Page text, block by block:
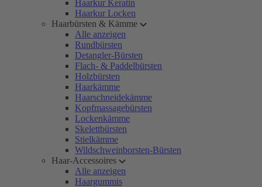
Haarkur Keratin
Haarkur Locken
Haarbürsten & Kämme
Alle anzeigen
Rundbürsten
Detangler-Bürsten
Flach- & Paddelbürsten
Holzbürsten
Haarkämme
Haarschneidekämme
Kopfmassagebürsten
Lockenkämme
Skelettbürsten
Stielkämme
Wildschweinborsten-Bürsten
Haar-Accessoires
Alle anzeigen
Haargummis